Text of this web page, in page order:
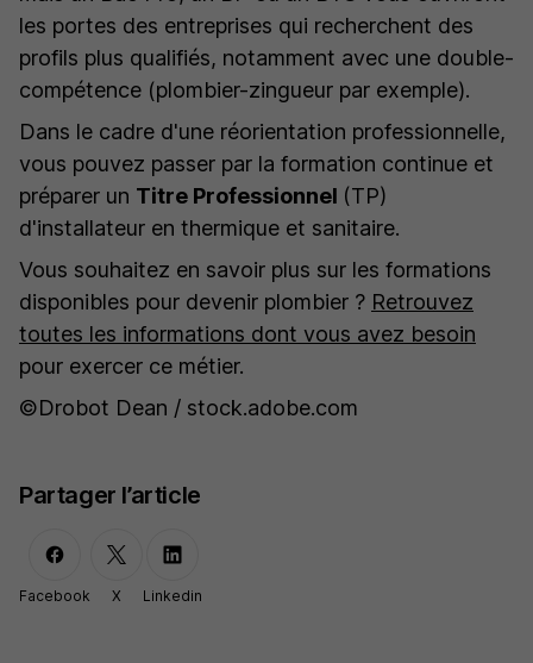
les portes des entreprises qui recherchent des
profils plus qualifiés, notamment avec une double-
compétence (plombier-zingueur par exemple).
Dans le cadre d'une réorientation professionnelle,
vous pouvez passer par la formation continue et
préparer un Titre Professionnel (TP)
d'installateur en thermique et sanitaire.
Vous souhaitez en savoir plus sur les formations
disponibles pour devenir plombier ? Retrouvez
toutes les informations dont vous avez besoin
pour exercer ce métier.
©Drobot Dean / stock.adobe.com
Partager l’article
Facebook X Linkedin